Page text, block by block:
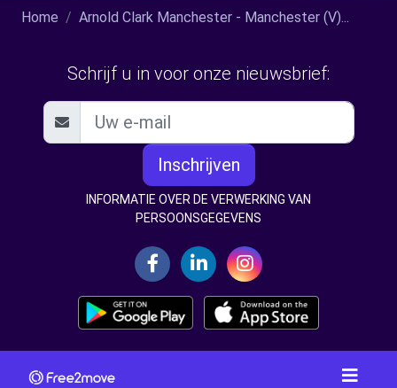
Home Arnold Clark Manchester - Manchester (V)...
Schrijf u in voor onze nieuwsbrief:
Inschrijven
INFORMATIE OVER DE VERWERKING VAN
PERSOONSGEGEVENS